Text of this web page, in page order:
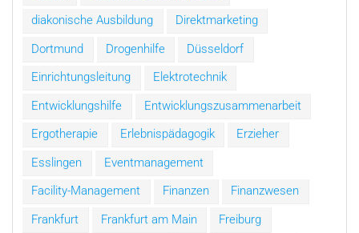
diakonische Ausbildung
Direktmarketing
Dortmund
Drogenhilfe
Düsseldorf
Einrichtungsleitung
Elektrotechnik
Entwicklungshilfe
Entwicklungszusammenarbeit
Ergotherapie
Erlebnispädagogik
Erzieher
Esslingen
Eventmanagement
Facility-Management
Finanzen
Finanzwesen
Frankfurt
Frankfurt am Main
Freiburg